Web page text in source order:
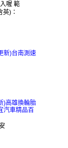
喔 範
)：
新)台南測速
)高雄換輪胎
汽車精品百